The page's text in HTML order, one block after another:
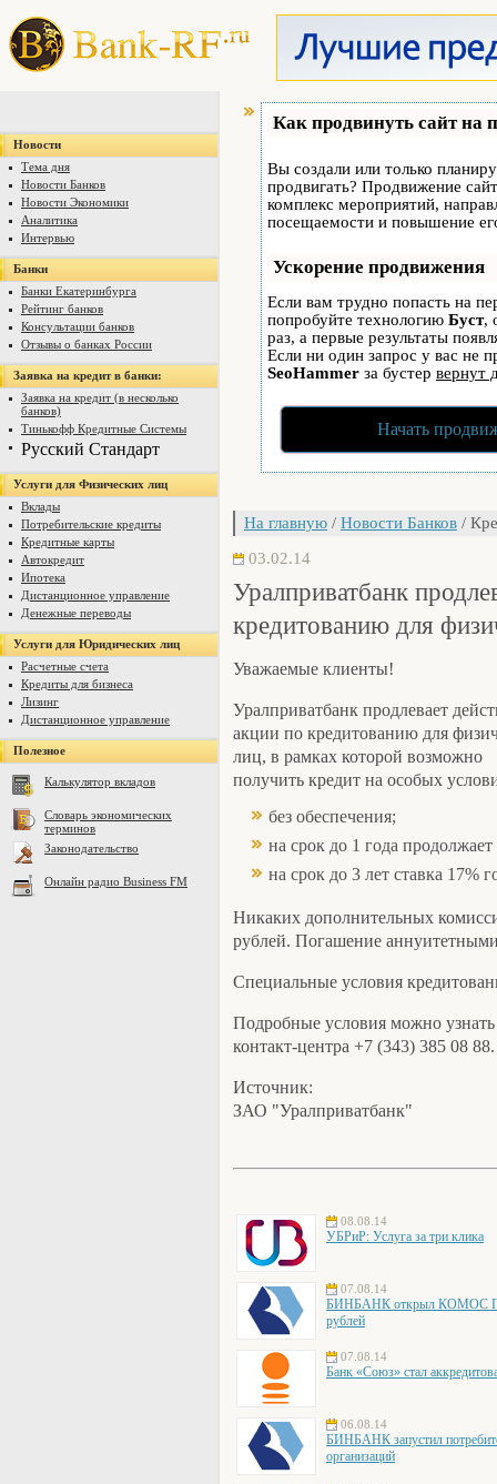
Новости
Тема дня
Новости Банков
Новости Экономики
Аналитика
Интервью
Банки
Банки Екатеринбурга
Рейтинг банков
Консультации банков
Отзывы о банках России
Заявка на кредит в банки:
Заявка на кредит (в несколько
банков)
Тинькофф Кредитные Системы
Русский Стандарт
Услуги для Физических лиц
Вклады
Потребительские кредиты
Кредитные карты
Автокредит
Ипотека
Дистанционное управление
Денежные переводы
Услуги для Юридических лиц
Расчетные счета
Кредиты для бизнеса
Лизинг
Дистанционное управление
Полезное
Калькулятор вкладов
Словарь экономических
терминов
Законодательство
Онлайн радио Business FM
Как продвинуть сайт на
Вы создали или только
продвигать? Продвижение
комплекс мероприятий,
посещаемости и повышение
Ускорение продвижения
Если вам трудно попасть на
попробуйте технологию Буст,
раз, а первые результаты
Если ни один запрос у вас не
SeoHammer за бустер вернут
Начать
На главную / Новости Банков /
03.02.14
Уралприватбанк
кредитованию для
Уважаемые клиенты!
Уралприватбанк продлевает
акции по кредитованию для
лиц, в рамках которой возможно
получить кредит на особых
без обеспечения;
на срок до 1 года
на срок до 3 лет ставка 17%
Никаких дополнительных
рублей. Погашение
Специальные условия
Подробные условия можно
контакт-центра +7 (343) 385 08 88.
Источник:
ЗАО "Уралприватбанк"
08.08.14
УБРиР: Услуга за три клика
07.08.14
БИНБАНК открыл КОМОС
рублей
07.08.14
Банк «Союз» стал
06.08.14
БИНБАНК запустил
организаций